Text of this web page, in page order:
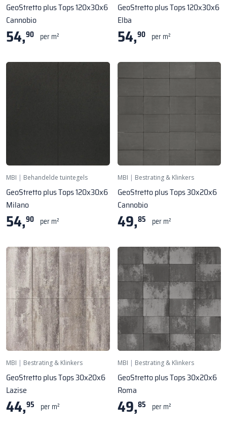
GeoStretto plus Tops 120x30x6
Cannobio
54,90 per m²
GeoStretto plus Tops 120x30x6
Elba
54,90 per m²
MBI | Behandelde tuintegels
GeoStretto plus Tops 120x30x6
Milano
54,90 per m²
MBI | Bestrating & Klinkers
GeoStretto plus Tops 30x20x6
Cannobio
49,85 per m²
MBI | Bestrating & Klinkers
GeoStretto plus Tops 30x20x6
Lazise
44,95 per m²
MBI | Bestrating & Klinkers
GeoStretto plus Tops 30x20x6
Roma
49,85 per m²